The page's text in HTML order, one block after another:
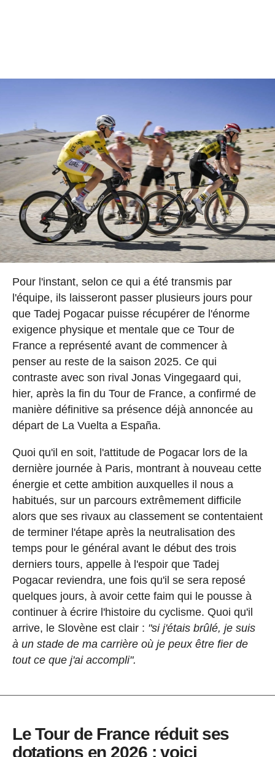
Pour l'instant, selon ce qui a été transmis par
l'équipe, ils laisseront passer plusieurs jours pour
que Tadej Pogacar puisse récupérer de l'énorme
exigence physique et mentale que ce Tour de
France a représenté avant de commencer à
penser au reste de la saison 2025. Ce qui
contraste avec son rival Jonas Vingegaard qui,
hier, après la fin du Tour de France, a confirmé de
manière définitive sa présence déjà annoncée au
départ de La Vuelta a España.
Quoi qu'il en soit, l'attitude de Pogacar lors de la
dernière journée à Paris, montrant à nouveau cette
énergie et cette ambition auxquelles il nous a
habitués, sur un parcours extrêmement difficile
alors que ses rivaux au classement se contentaient
de terminer l'étape après la neutralisation des
temps pour le général avant le début des trois
derniers tours, appelle à l'espoir que Tadej
Pogacar reviendra, une fois qu'il se sera reposé
quelques jours, à avoir cette faim qui le pousse à
continuer à écrire l'histoire du cyclisme. Quoi qu'il
arrive, le Slovène est clair : "si j'étais brûlé, je suis
à un stade de ma carrière où je peux être fier de
tout ce que j'ai accompli".
Le Tour de France réduit ses
dotations en 2026 : voici